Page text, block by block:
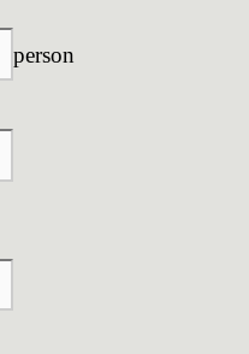
person